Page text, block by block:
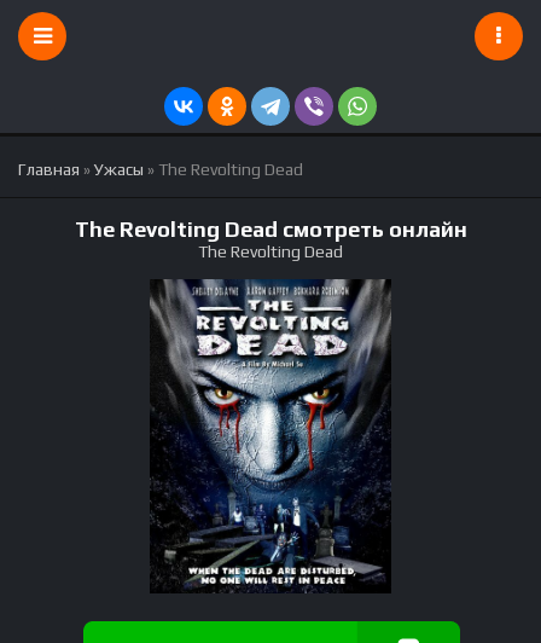
Главная »Ужасы » The Revolting Dead
The Revolting Dead смотреть онлайн
The Revolting Dead